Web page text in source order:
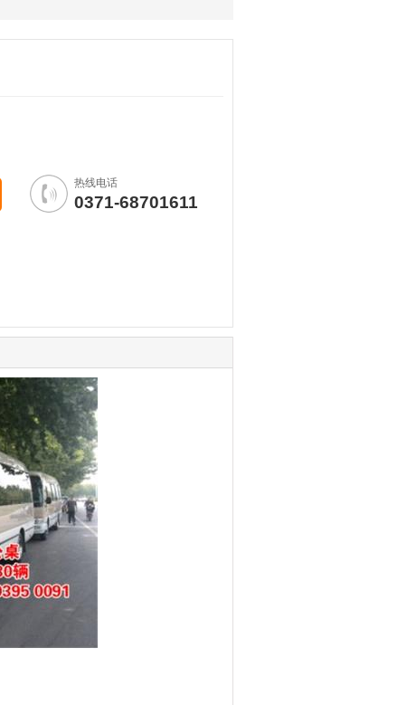
热线电话
0371-68701611